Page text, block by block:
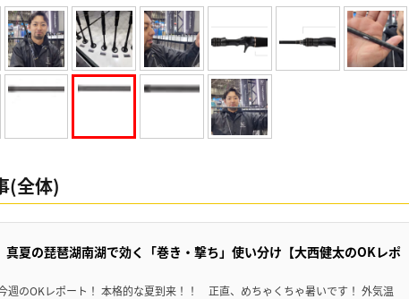
(全体)
夏の琵琶湖南湖で効く「巻き・撃ち」使い分け【大西健太のOKレポ
週のOKレポート！ 本格的な夏到来！！ 正直、めちゃくちゃ暑いです！ 外気温